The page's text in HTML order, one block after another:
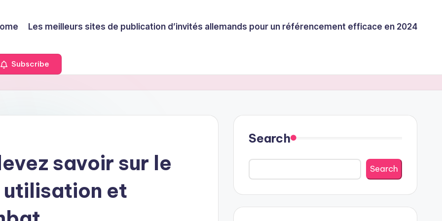
Les meilleurs sites de publication d’invités allemands pour un référencement efficace en 2024
Subscribe
savoir sur le
et
Search
Search